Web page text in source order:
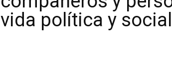
vida política y